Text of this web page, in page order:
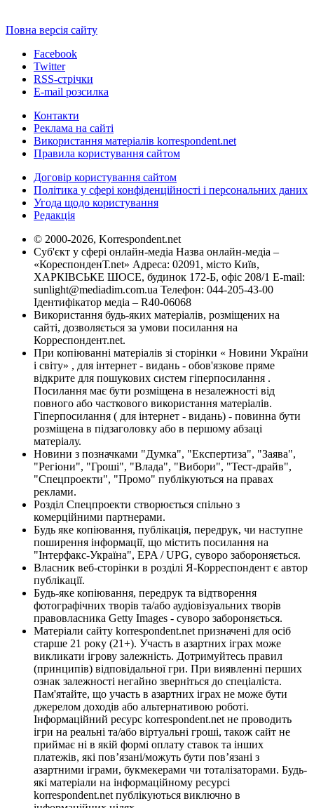
Повна версія сайту
Facebook
Twitter
RSS-стрічки
E-mail розсилка
Контакти
Реклама на сайті
Використання матеріалів korrespondent.net
Правила користування сайтом
Договір користування сайтом
Політика у сфері конфіденційності і персональних даних
Угода щодо користування
Редакція
© 2000-2026, Korrespondent.net
Суб'єкт у сфері онлайн-медіа Назва онлайн-медіа –
«КореспонденТ.net» Адреса: 02091, місто Київ,
ХАРКІВСЬКЕ ШОСЕ, будинок 172-Б, офіс 208/1 E-mail:
sunlight@mediadim.com.ua Телефон: 044-205-43-00
Ідентифікатор медіа – R40-06068
Використання будь-яких матеріалів, розміщених на
сайті, дозволяється за умови посилання на
Корреспондент.net.
При копіюванні матеріалів зі сторінки « Новини України
і світу» , для інтернет - видань - обов'язкове пряме
відкрите для пошукових систем гіперпосилання .
Посилання має бути розміщена в незалежності від
повного або часткового використання матеріалів.
Гіперпосилання ( для інтернет - видань) - повинна бути
розміщена в підзаголовку або в першому абзаці
матеріалу.
Новини з позначками "Думка", "Експертиза", "Заява",
"Регіони", "Гроші", "Влада", "Вибори", "Тест-драйв",
"Спецпроекти", "Промо" публікуються на правах
реклами.
Розділ Спецпроекти створюється спільно з
комерційними партнерами.
Будь яке копіювання, публікація, передрук, чи наступне
поширення інформації, що містить посилання на
"Інтерфакс-Україна", EPA / UPG, суворо забороняється.
Власник веб-сторінки в розділі Я-Корреспондент є автор
публікації.
Будь-яке копіювання, передрук та відтворення
фотографічних творів та/або аудіовізуальних творів
правовласника Getty Images - суворо забороняється.
Матеріали сайту korrespondent.net призначені для осіб
старше 21 року (21+). Участь в азартних іграх може
викликати ігрову залежність. Дотримуйтесь правил
(принципів) відповідальної гри. При виявленні перших
ознак залежності негайно зверніться до спеціаліста.
Пам'ятайте, що участь в азартних іграх не може бути
джерелом доходів або альтернативою роботі.
Інформаційний ресурс korrespondent.net не проводить
ігри на реальні та/або віртуальні гроші, також сайт не
приймає ні в якій формі оплату ставок та інших
платежів, які пов’язані/можуть бути пов’язані з
азартними іграми, букмекерами чи тоталізаторами. Будь-
які матеріали на інформаційному ресурсі
korrespondent.net публікуються виключно в